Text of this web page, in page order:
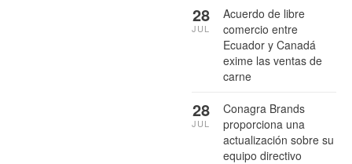
Acuerdo de libre
comercio entre
Ecuador y Canadá
exime las ventas de
carne
28
JUL
Conagra Brands
proporciona una
actualización sobre su
equipo directivo
28
JUL